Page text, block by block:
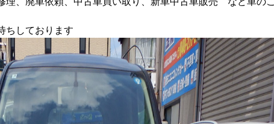
ちしております